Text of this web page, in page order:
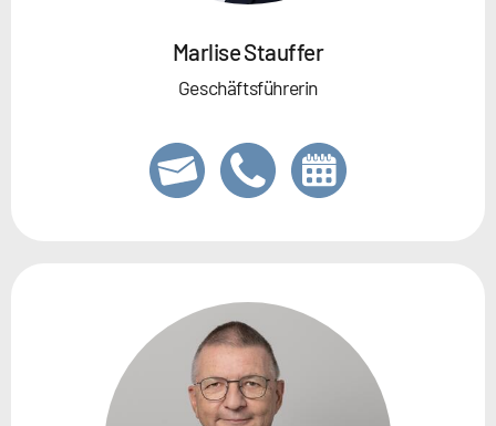
Marlise Stauffer
Geschäftsführerin